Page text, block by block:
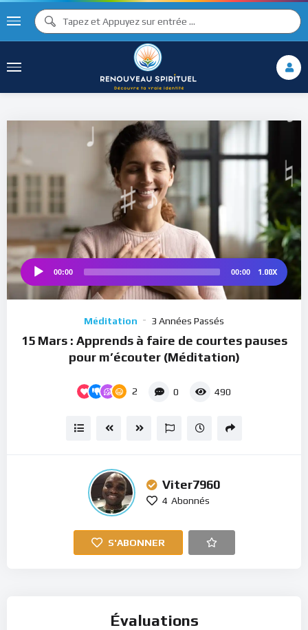
♫ ♩
♪
♯ ♬
♫
♮
00:00 00:00 1.00X
Méditation 3 Années Passés
15 Mars : Apprends à faire de courtes pauses
pour m’écouter (Méditation)
2 0 490
Viter7960
4 Abonnés
S'ABONNER
Évaluations